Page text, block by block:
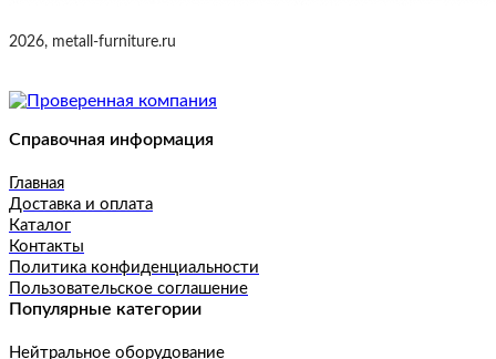
2026, metall-furniture.ru
Справочная информация
Главная
Доставка и оплата
Каталог
Контакты
Политика конфиденциальности
Пользовательское соглашение
Популярные категории
Нейтральное оборудование